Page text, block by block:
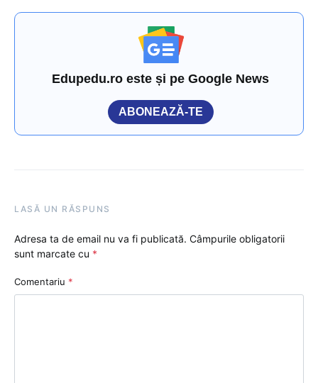
Edupedu.ro este și pe Google News
ABONEAZĂ-TE
LASĂ UN RĂSPUNS
Adresa ta de email nu va fi publicată. Câmpurile obligatorii
sunt marcate cu *
Comentariu *